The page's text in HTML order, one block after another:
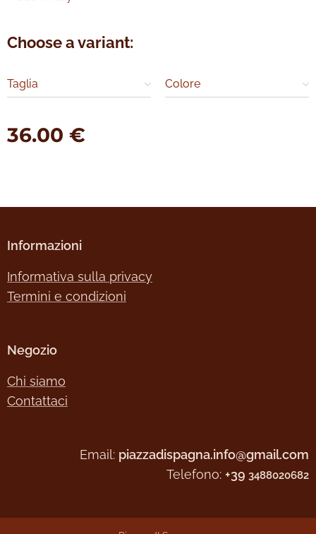
Choose a variant:
Taglia Colore
36.00 €
Informazioni
Informativa sulla privacy
Termini e condizioni
Negozio
Chi siamo
Contattaci
Email: piazzadispagna.info@gmail.com
Telefono: +39 3488020682